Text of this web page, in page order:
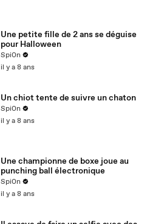
Une petite fille de 2 ans se déguise
pour Halloween
Spi0n
il y a 8 ans
Un chiot tente de suivre un chaton
Spi0n
il y a 8 ans
Une championne de boxe joue au
punching ball électronique
Spi0n
il y a 8 ans